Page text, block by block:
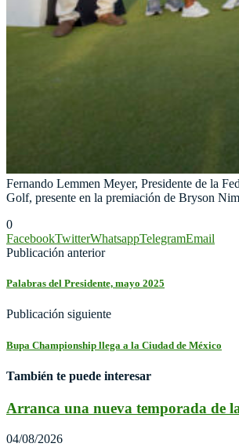
Fernando Lemmen Meyer, Presidente de la
Golf, presente en la premiación de Bryson
0
FacebookTwitterWhatsappTelegramEmail
Publicación anterior
Palabras del Presidente, mayo 2025
Publicación siguiente
Bupa Championship llega a la Ciudad de México
También te puede interesar
Arranca una nueva temporada de
04/08/2026